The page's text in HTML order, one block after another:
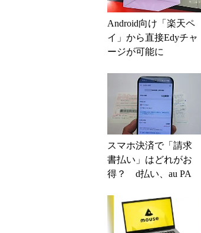
Android向け「楽天ペ
イ」から直接Edyチャ
ージが可能に
スマホ決済で「請求
書払い」はどれがお
得？ d払い、au PA
イを比較してみた